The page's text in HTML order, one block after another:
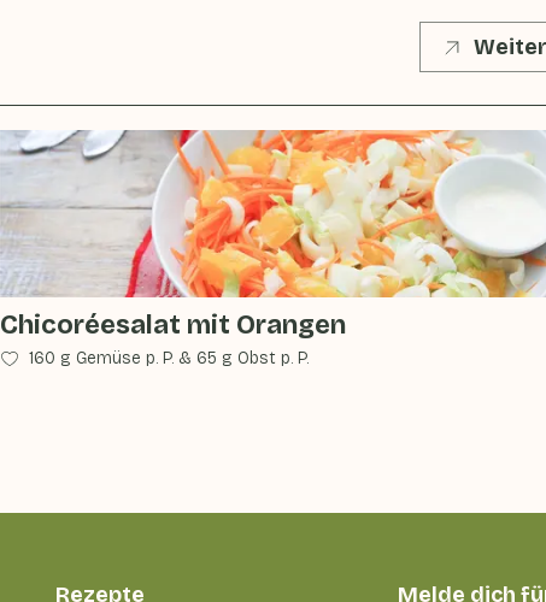
Chicoréesalat mit Orangen
160 g Gemüse p. P. & 65 g Obst p. P.
Rezepte Melde dich